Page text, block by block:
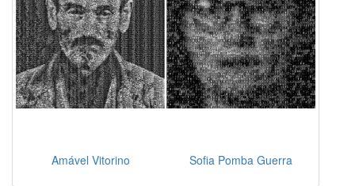
Amável Vitorino Sofia Pomba Guerra